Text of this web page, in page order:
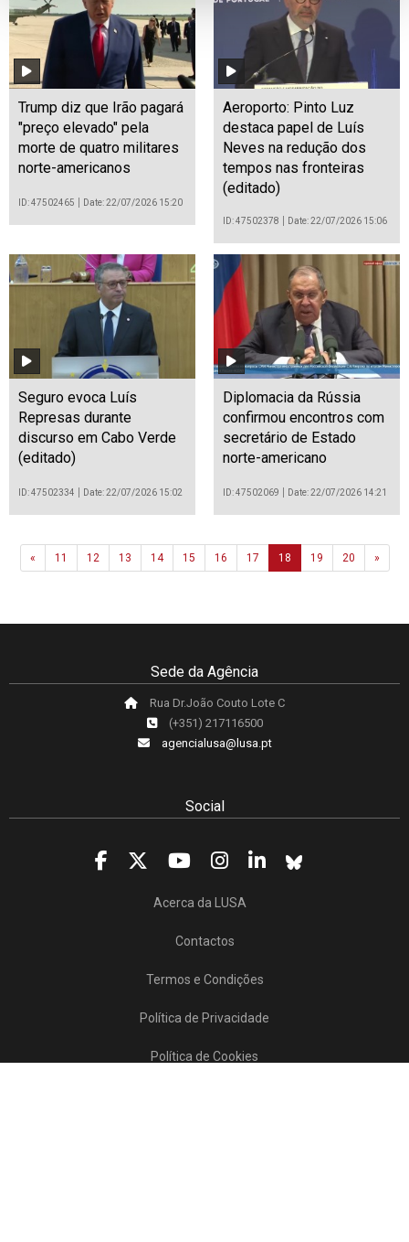
Trump diz que Irão pagará
"preço elevado" pela
morte de quatro militares
norte-americanos
ID: 47502465 Date: 22/07/2026 15:20
Aeroporto: Pinto Luz
destaca papel de Luís
Neves na redução dos
tempos nas fronteiras
(editado)
ID: 47502378 Date: 22/07/2026 15:06
Seguro evoca Luís
Represas durante
discurso em Cabo Verde
(editado)
ID: 47502334 Date: 22/07/2026 15:02
Diplomacia da Rússia
confirmou encontros com
secretário de Estado
norte-americano
ID: 47502069 Date: 22/07/2026 14:21
«Previous
11 12 13 14 15 16 17 18 19 20 »Next
Sede da Agência
Rua Dr.João Couto Lote C
(+351) 217116500
agencialusa@lusa.pt
Social
Acerca da LUSA
Contactos
Termos e Condições
Política de Privacidade
Política de Cookies